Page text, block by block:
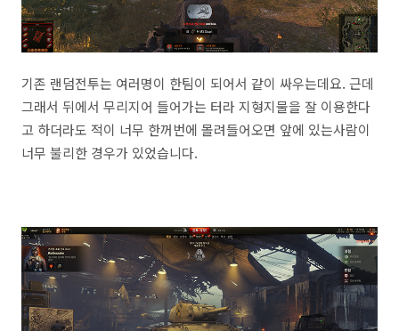
기존 랜덤전투는 여러명이 한팀이 되어서 같이 싸우는데요. 근데
그래서 뒤에서 무리지어 들어가는 터라 지형지물을 잘 이용한다
고 하더라도 적이 너무 한꺼번에 몰려들어오면 앞에 있는사람이
너무 불리한 경우가 있었습니다.